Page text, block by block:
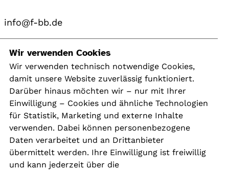
info@f-bb.de
Navigation
Kontakt
Presse
Aktuelles
Karriere
Newsletter
Wir verwenden Cookies
Wir verwenden technisch notwendige Cookies,
damit unsere Website zuverlässig funktioniert.
Darüber hinaus möchten wir – nur mit Ihrer
Einwilligung – Cookies und ähnliche Technologien
für Statistik, Marketing und externe Inhalte
verwenden. Dabei können personenbezogene
Daten verarbeitet und an Drittanbieter
übermittelt werden. Ihre Einwilligung ist freiwillig
und kann jederzeit über die